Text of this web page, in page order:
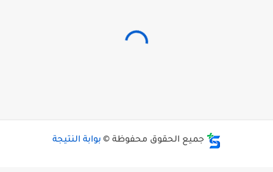
جميع الحقوق محفوظة © بوابة النتيجة